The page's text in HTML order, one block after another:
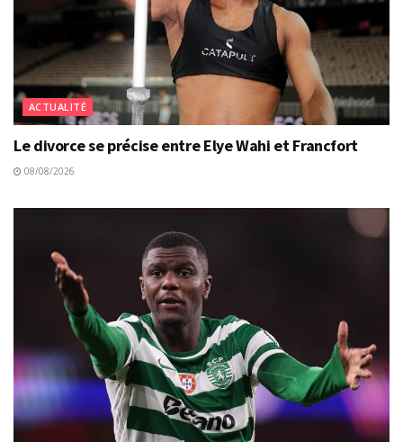
ACTUALITÉ
Le divorce se précise entre Elye Wahi et Francfort
08/08/2026